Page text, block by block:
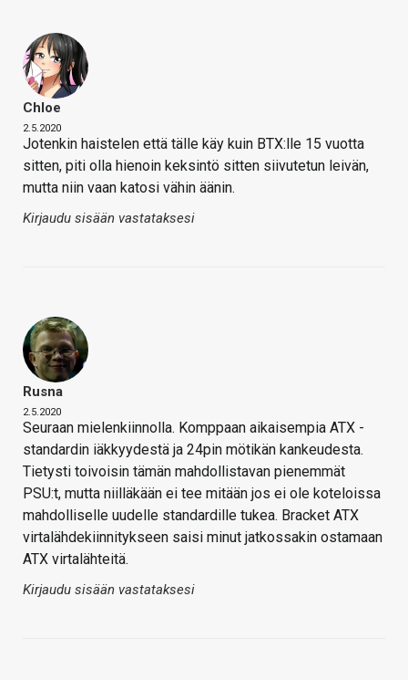
Chloe
2.5.2020
Jotenkin haistelen että tälle käy kuin BTX:lle 15 vuotta
sitten, piti olla hienoin keksintö sitten siivutetun leivän,
mutta niin vaan katosi vähin äänin.
Kirjaudu sisään vastataksesi
Rusna
2.5.2020
Seuraan mielenkiinnolla. Komppaan aikaisempia ATX -
standardin iäkkyydestä ja 24pin mötikän kankeudesta.
Tietysti toivoisin tämän mahdollistavan pienemmät
PSU:t, mutta niilläkään ei tee mitään jos ei ole koteloissa
mahdolliselle uudelle standardille tukea. Bracket ATX
virtalähdekiinnitykseen saisi minut jatkossakin ostamaan
ATX virtalähteitä.
Kirjaudu sisään vastataksesi